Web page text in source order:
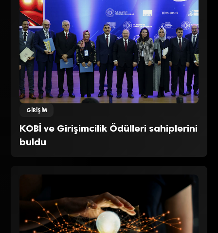
GIRIŞIM
KOBİ ve Girişimcilik Ödülleri sahiplerini
buldu